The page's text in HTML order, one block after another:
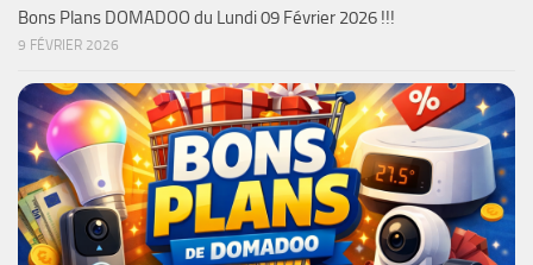
Bons Plans DOMADOO du Lundi 09 Février 2026 !!!
9 FÉVRIER 2026